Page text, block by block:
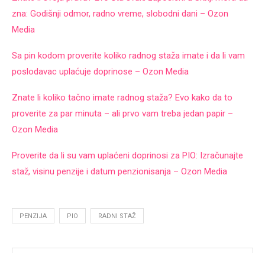
zna: Godišnji odmor, radno vreme, slobodni dani – Ozon
Media
Sa pin kodom proverite koliko radnog staža imate i da li vam
poslodavac uplaćuje doprinose – Ozon Media
Znate li koliko tačno imate radnog staža? Evo kako da to
proverite za par minuta – ali prvo vam treba jedan papir –
Ozon Media
Proverite da li su vam uplaćeni doprinosi za PIO: Izračunajte
staž, visinu penzije i datum penzionisanja – Ozon Media
PENZIJA PIO RADNI STAŽ